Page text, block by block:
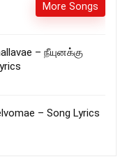
More Songs
– நீயுனக்கு
– Song Lyrics